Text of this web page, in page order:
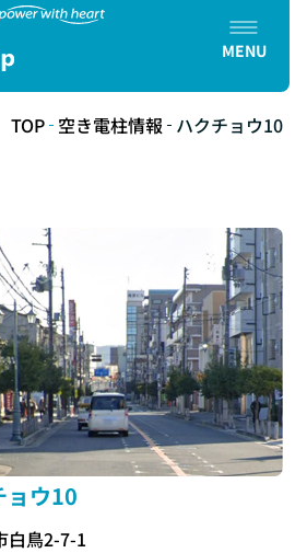
TOP 空き電柱情報 ハクチョウ10
ョウ10
白鳥2-7-1